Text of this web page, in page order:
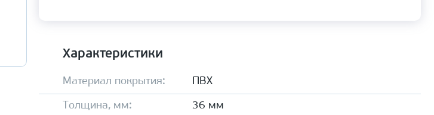
Характеристики
Материал покрытия: ПВХ
Толщина, мм: 36 мм